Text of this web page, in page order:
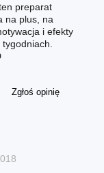
preparat
na plus, na
i efekty
Zgłoś opinię